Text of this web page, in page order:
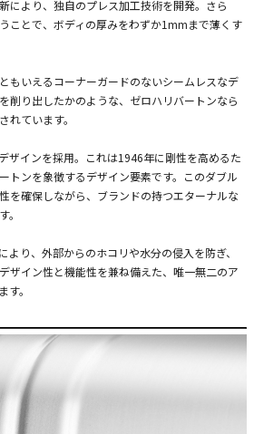
により、独自のプレス加工技術を開発。さら
ことで、ボディの厚みをわずか1mmまで薄くす
もいえるコーナーガードのないシームレスなデ
削り出したかのような、ゼロハリバートンなら
れています。
ザインを採用。これは1946年に剛性を高めるた
トンを象徴するデザイン要素です。このダブル
を確保しながら、ブランドの持つエターナルな
より、外部からのホコリや水分の侵入を防ぎ、
ザイン性と機能性を兼ね備えた、唯一無二のア
。